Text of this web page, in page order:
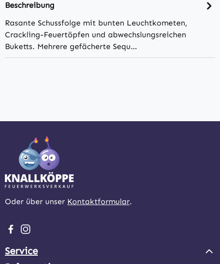
Beschreibung
Rasante Schussfolge mit bunten Leuchtkometen,
Crackling-Feuertöpfen und abwechslungsreichen
Buketts. Mehrere gefächerte Sequ…
Oder über unser Kontaktformular.
Besuche uns auf Facebook – öffnet in neuem Tab
Schau auf Instagram vorbei – öffnet in neuem Tab
Service